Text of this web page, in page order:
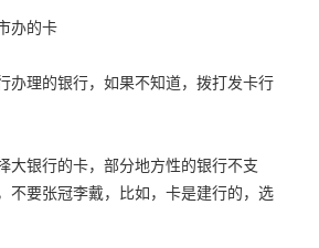
办的卡
办理的银行，如果不知道，拨打发卡行
大银行的卡，部分地方性的银行不支
不要张冠李戴，比如，卡是建行的，选